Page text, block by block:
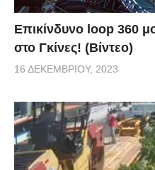
Επικίνδυνο loop 360
στο Γκίνες! (Βίντεο)
16 ΔΕΚΕΜΒΡΊΟΥ, 2023